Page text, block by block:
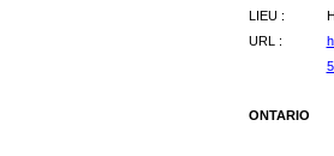
LIEU :
URL :
ONTARIO